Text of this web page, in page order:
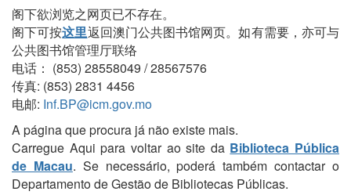
阁下欲浏览之网页已不存在。
阁下可按这里返回澳门公共图书馆网页。如有需要，亦可与
公共图书馆管理厅联络
电话： (853) 28558049 / 28567576
传真: (853) 2831 4456
电邮: Inf.BP@icm.gov.mo
A página que procura já não existe mais.
Carregue Aqui para voltar ao site da Biblioteca Pública
de Macau. Se necessário, poderá também contactar o
Departamento de Gestão de Bibliotecas Públicas.